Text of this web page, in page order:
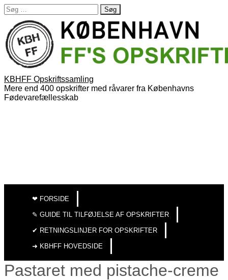
Søg
efter:
KBHFF Opskriftssamling
Mere end 400 opskrifter med råvarer fra Københavns
Fødevarefællesskab
CONTENT
❤︎ FORSIDE
✎ GUIDE TIL TILFØJELSE AF OPSKRIFTER
✔︎ RETNINGSLINJER FOR OPSKRIFTER
➜ KBHFF HOVEDSIDE
Pastaret med pistache-creme